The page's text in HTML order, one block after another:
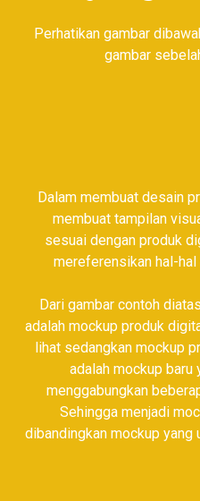
Perhatikan gambar
gambar
Dalam membuat desain
membuat tampilan
sesuai dengan produk
mereferensikan hal-
Dari gambar contoh
adalah mockup produk
lihat sedangkan mockup
adalah mockup baru
menggabungkan
Sehingga menjadi
dibandingkan mockup yang